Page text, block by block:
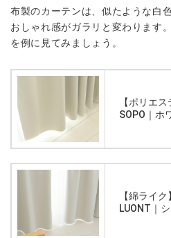
布製のカーテンは、似たような白
おしゃれ感がガラリと変わります
を例に見てみましょう。
【ポリエス
SOPO｜ホ
【綿ライク】
LUONT｜